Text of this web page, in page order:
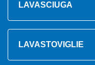
LAVASCIUGA
LAVASTOVIGLIE